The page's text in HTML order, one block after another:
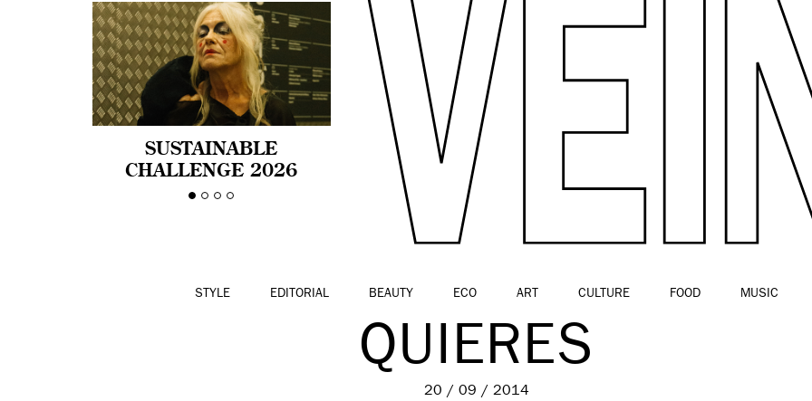
SUSTAINABLE
CHALLENGE 2026
CELEBRA LA
STYLE EDITORIAL BEAUTY ECO ART CULTURE FOOD MUSIC
QUIERES
20 / 09 / 2014